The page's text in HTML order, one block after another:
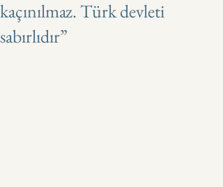
kaçınılmaz. Türk devleti
sabırlıdır”